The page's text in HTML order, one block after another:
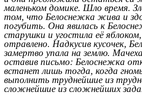
маленьком домике. Шло время.
том, что Белоснежка жива и
погубить. Она явилась к
старушки и угостила её
отравлено. Надкусив кусочек,
замертво упала на землю.
оставив письмо: Белоснежка
встанет лишь тогда, когда
выполнить труднейшие из
сложнейшие из сложнейших